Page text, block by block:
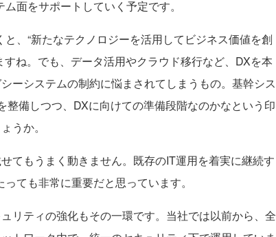
面をサポートしていく予定です。
、“新たなテクノロジーを活用してビジネス価値を創
ね。でも、データ活用やクラウド移行など、DXを本
ーシステムの制約に悩まされてしまうもの。基幹シス
整備しつつ、DXに向けての準備段階なのかなという印
うか。
てもうまく動きません。既存のIT運用を着実に継続す
ても非常に重要だと思っています。
リティの強化もその一環です。当社では以前から、全